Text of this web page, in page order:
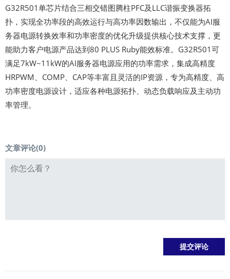
G32R501单芯片结合三相交错图腾柱PFC及LLC谐振变换器拓
扑，实现全功率段的高效运行与高功率因数输出，不仅能为AI服
务器电源转换效率和功率密度的优化升级提供核心技术支撑，更
能助力客户电源产品达到80 PLUS Ruby能效标准。G32R501可
满足7kW~11kW的AI服务器电源应用的功率需求，集成高精度
HRPWM、COMP、CAP等丰富且灵活的IP资源，专为高精度、高
功率密度电源设计，适应各种电源拓扑、动态负载响应及主动功
率管理。
文章评论(0)